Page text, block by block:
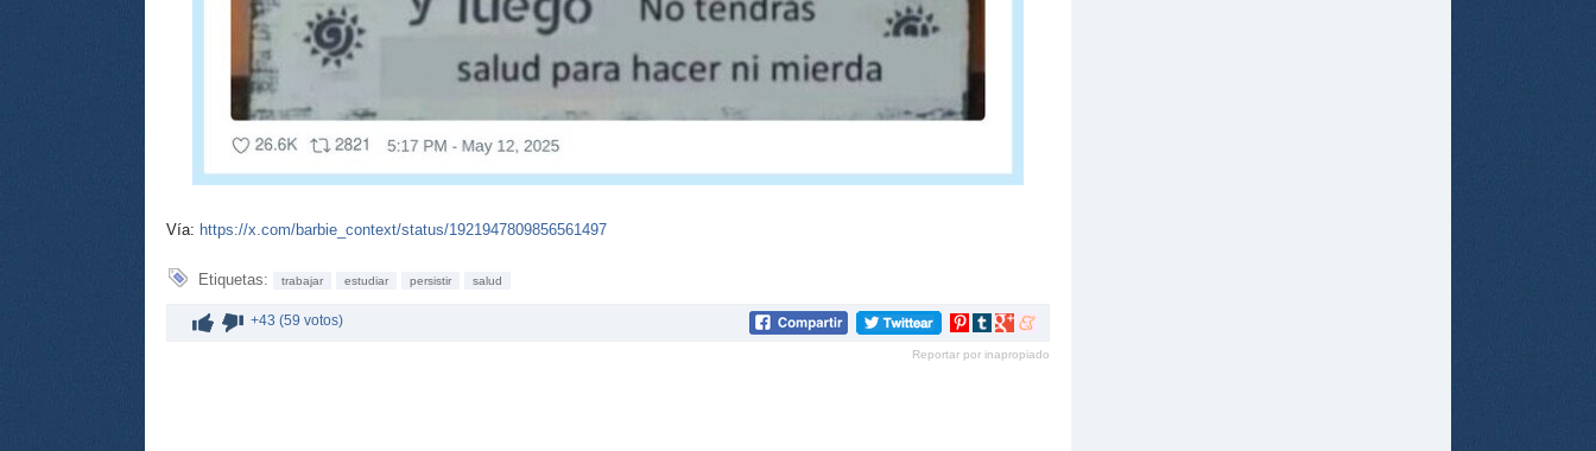
Vía: https://x.com/barbie_context/status/1921947809856561497
Etiquetas: trabajar estudiar persistir salud
+43 (59 votos)
Compartir
Pinterest
Compartir
tumblr
Compartir
Google+
Compartir
meneame
Reportar por inapropiado